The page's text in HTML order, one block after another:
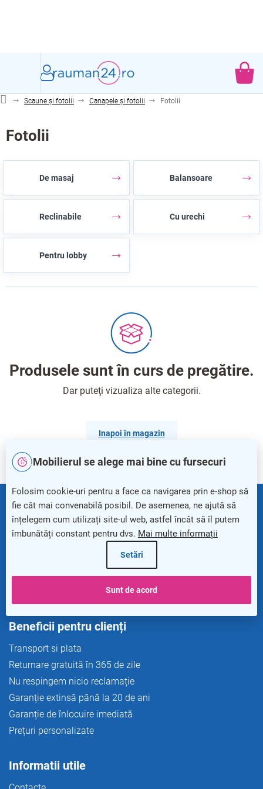
Mobilierul se alege mai bine cu fursecuri
Folosim cookie-uri pentru a face ca navigarea prin e-shop să
fie cât mai convenabilă posibil. De asemenea, ne ajută să
înțelegem cum utilizați site-ul web, astfel încât să îl putem
îmbunătăți constant pentru dvs. Mai multe informații
Setări
Sunt de acord
DE
Scaune și fotolii Canapele și fotolii Fotolii
Fotolii
De masaj Balansoare
Reclinabile Cu urechi
Pentru lobby
Produsele sunt în curs de pregătire.
Dar puteţi vizualiza alte categorii.
Inapoi în magazin
+40312 208 379
info@rauman24.ro
Newsletter
Beneficii pentru clienți
Transport si plata
Returnare gratuită în 365 de zile
Nu respingem nicio reclamație
Garanție extinsă până la 20 de ani
Garanție de înlocuire imediată
Prețuri personalizate
Informatii utile